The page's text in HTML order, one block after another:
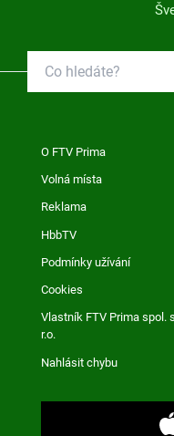
O FTV Prima
Volná místa
Reklama
HbbTV
Podmínky užívání
Cookies
Vlastník FTV Prima spol. s
r.o.
Nahlásit chybu